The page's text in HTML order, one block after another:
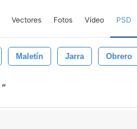
Vectores Fotos Vídeo PSD
Maletín Jarra Obrero